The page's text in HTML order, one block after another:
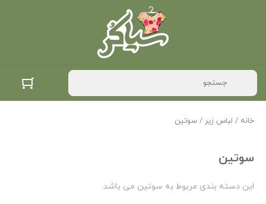
خانه / لباس زیر / سوتین
سوتین
این دسته بندی مربوط به سوتین می باشد.